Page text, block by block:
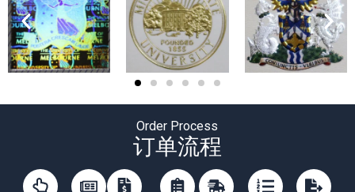
Order Process
订单流程